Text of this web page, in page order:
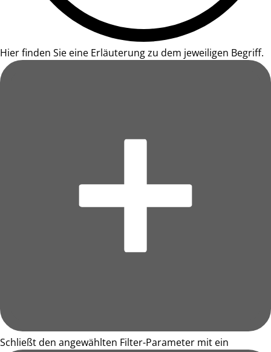
Hier finden Sie eine Erläuterung zu dem jeweiligen Begriff.
Schließt den angewählten Filter-Parameter mit ein